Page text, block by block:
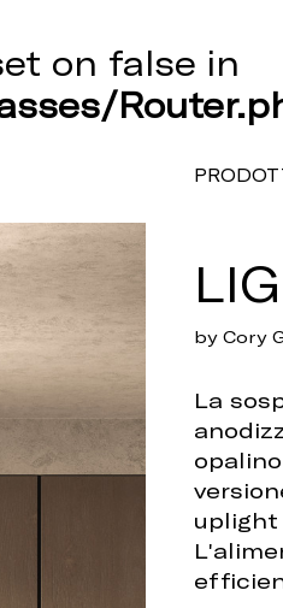
on false in
by Cory
La
uplight